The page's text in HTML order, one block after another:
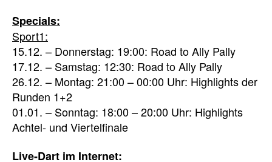
Specials:
Sport1:
15.12. – Donnerstag: 19:00: Road to Ally Pally
17.12. – Samstag: 12:30: Road to Ally Pally
26.12. – Montag: 21:00 – 00:00 Uhr: Highlights der
Runden 1+2
01.01. – Sonntag: 18:00 – 20:00 Uhr: Highlights
Achtel- und Viertelfinale
Live-Dart im Internet: